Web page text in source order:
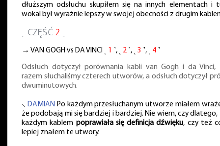
dłuższym odsłuchu skupiłem się na innych elementach i
wokal był wyraźnie lepszy w swojej obecności z drugim
˻ CZĘŚĆ 2
→ VAN GOGH vs DA VINCI ˻ 1 ˺, ˻ 2 ˺, ˻ 3 ˺, ˻ 4 ˺
Odsłuch dotyczył porównania kabli van Gogh i da Vinci,
razem słuchaliśmy czterech utworów, a odsłuch dotyczył
dwuminutowych.
⸜ DAMIAN Po każdym przesłuchanym utworze miałem
że podobają mi się bardziej i bardziej. Nie wiem, czy dlatego,
każdym kablem poprawiała się definicja dźwięku, czy też
lepiej znałem te utwory.